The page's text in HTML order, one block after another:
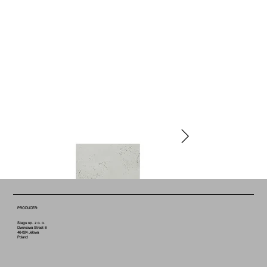
PRODUCER:
Stegu sp. z o. o.
Dworcowa Street 8
46-024 Jełowa
Poland